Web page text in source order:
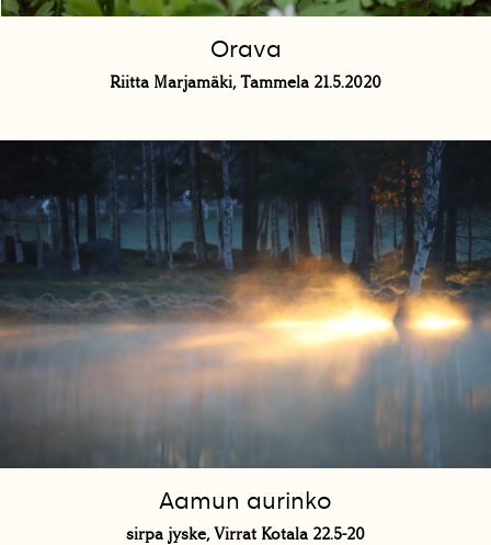
Orava
Riitta Marjamäki, Tammela 21.5.2020
Aamun aurinko
sirpa jyske, Virrat Kotala 22.5-20